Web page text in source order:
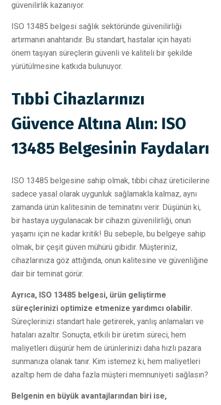
güvenilirlik kazanıyor.
ISO 13485 belgesi sağlık sektöründe güvenilirliği
artırmanın anahtarıdır. Bu standart, hastalar için hayati
önem taşıyan süreçlerin güvenli ve kaliteli bir şekilde
yürütülmesine katkıda bulunuyor.
Tıbbi Cihazlarınızı
Güvence Altına Alın: ISO
13485 Belgesinin Faydaları
ISO 13485 belgesine sahip olmak, tıbbi cihaz üreticilerine
sadece yasal olarak uygunluk sağlamakla kalmaz, aynı
zamanda ürün kalitesinin de teminatını verir. Düşünün ki,
bir hastaya uygulanacak bir cihazın güvenilirliği, onun
yaşamı için ne kadar kritik! Bu sebeple, bu belgeye sahip
olmak, bir çeşit güven mühürü gibidir. Müşteriniz,
cihazlarınıza göz attığında, onun kalitesine ve güvenliğine
dair bir teminat görür.
Ayrıca, ISO 13485 belgesi, ürün geliştirme
süreçlerinizi optimize etmenize yardımcı olabilir.
Süreçlerinizi standart hale getirerek, yanlış anlamaları ve
hataları azaltır. Sonuçta, etkili bir üretim süreci, hem
maliyetleri düşürür hem de ürünlerinizi daha hızlı pazara
sunmanıza olanak tanır. Kim istemez ki, hem maliyetleri
azaltıp hem de daha fazla müşteri memnuniyeti sağlasın?
Belgenin en büyük avantajlarından biri ise,